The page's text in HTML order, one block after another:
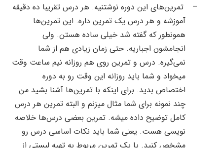
–
تمرین‌های این دوره نوشتنیه. هر درس تقریبا ده دقیقه
آموزشه و هر درس یک تمرین داره. این تمرین‌ها
همونطور که گفته شد خیلی ساده هستن. ولی
انجامشون اجباریه. حتی زمان زیادی هم از شما
نمی‌گیره. درس و تمرین روی هم روزانه نیم ساعت وقت
میخواد و شما باید روزانه این وقت رو به دوره
اختصاص بدید. برای اینکه با تمرین‌ها آشنا بشید من
چند نمونه برای شما مثال میزنم و البته تمرین هر درس
کامل توضیح داده میشه. تمرین بعضی درس‌ها خلاصه
نویسی هست. یعنی شما باید نکات اساسی درس رو
مشخص کنید. یا یک تمرین مربوط به تهیه لیستی از